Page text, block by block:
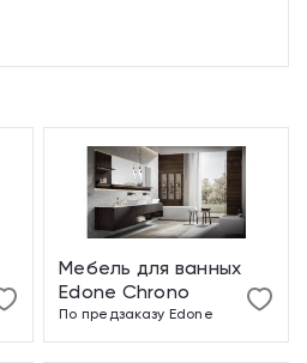
Мебель для ванных
Edone Chrono
По предзаказу Edone